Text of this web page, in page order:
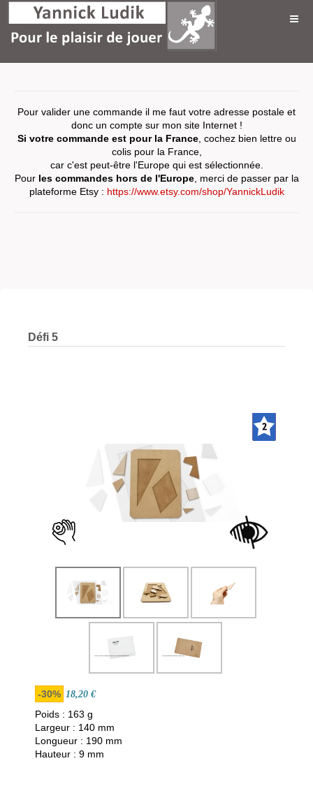
Pour valider une commande il me faut votre adresse postale et
donc un compte sur mon site Internet !
Si votre commande est pour la France, cochez bien lettre ou
colis pour la France,
car c'est peut-être l'Europe qui est sélectionnée.
Pour les commandes hors de l'Europe, merci de passer par la
plateforme Etsy : https://www.etsy.com/shop/YannickLudik
Défi 5
-30% 18,20 €
Poids : 163 g
Largeur : 140 mm
Longueur : 190 mm
Hauteur : 9 mm